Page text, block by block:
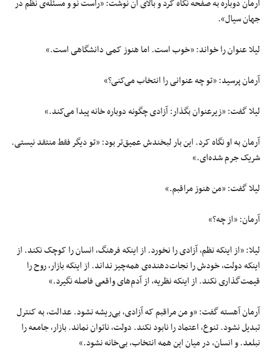
آرمان دوباره به صفحه نگاه کرد و بالای آن نوشت: «راست نو و مسئله‌ی نظم در
جهان سیال».
لیلا عنوان را خواند: «خوب است. اما هنوز کمی دانشگاهی است.»
آرمان پرسید: «تو چه عنوانی را انتخاب می‌کنی؟»
لیلا گفت: «زیرعنوان بگذار: آزادی چگونه دوباره خانه پیدا می‌کند.»
آرمان به او نگاه کرد. این بار لبخندش عمیق‌تر بود: «تو دیگر فقط منتقد نیستی.
شریک جرم شده‌ای.»
لیلا گفت: «من هنوز مراقبم.»
آرمان: «از چه؟»
لیلا: «از اینکه نظم، آزادی را نخورد. از اینکه فرهنگ، انسان را کوچک نکند. از
اینکه دولت، خودش را نجات‌دهنده‌ی همه‌چیز نداند. از اینکه بازار، روح را
قیمت‌گذاری نکند. از اینکه نظریه، از آدم‌های واقعی فاصله نگیرد.»
آرمان آهسته گفت: «و من مراقبم که آزادی، بی‌ریشه نشود. عدالت، به کنترل
تبدیل نشود. تنوع، اعتماد را نابود نکند. دولت، ناتوان نماند. بازار، جامعه را
نبلعد. و انسان، در میان این همه انتخاب، بی‌خانه نشود.»